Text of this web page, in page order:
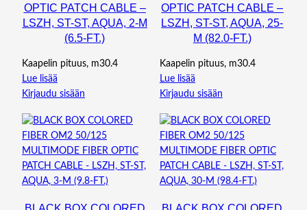
OPTIC PATCH CABLE –
LSZH, ST-ST, AQUA, 2-M
(6.5-FT.)
Kaapelin pituus, m30.4
Lue lisää
Kirjaudu sisään
OPTIC PATCH CABLE –
LSZH, ST-ST, AQUA, 25-
M (82.0-FT.)
Kaapelin pituus, m30.4
Lue lisää
Kirjaudu sisään